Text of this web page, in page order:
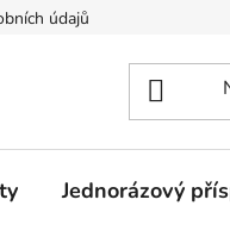
údajů
Jednorázový